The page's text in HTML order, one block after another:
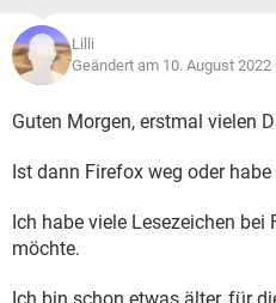
Lilli
Geändert am 10. August 2022
Guten Morgen, erstmal vielen
Ist dann Firefox weg oder
Ich habe viele Lesezeichen bei
möchte.